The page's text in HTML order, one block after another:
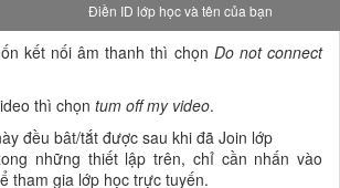
Điền ID lớp học và tên của bạn
kết nối âm thanh thì chọn Do not connect
thì chọn tum off my video.
đều bât/tắt được sau khi đã Join lớp
những thiết lập trên, chỉ cần nhấn vào
tham gia lớp học trực tuyến.